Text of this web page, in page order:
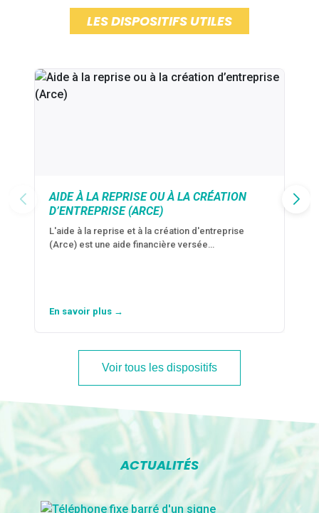
LES DISPOSITIFS UTILES
AIDE À LA REPRISE OU À LA CRÉATION
D’ENTREPRISE (ARCE)
L'aide à la reprise et à la création d'entreprise
(Arce) est une aide financière versée…
En savoir plus →
Voir tous les dispositifs
ACTUALITÉS